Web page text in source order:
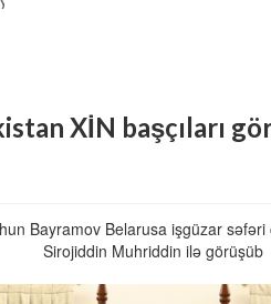
XİN başçıları
Bayramov Belarusa işgüzar
Sirojiddin Muhriddin ilə görüşüb